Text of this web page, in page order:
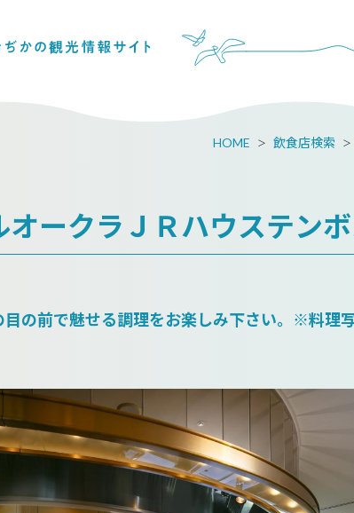
HOME 飲食店検索
ークラＪＲハウステンボ
の前で魅せる調理をお楽しみ下さい。※料理写